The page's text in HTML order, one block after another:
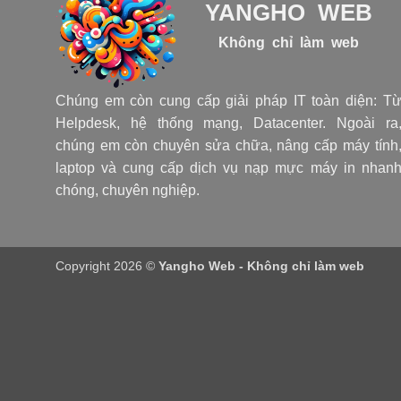
YANGHO WEB
Không chỉ làm web
Chúng em còn cung cấp giải pháp IT toàn diện: Từ
Helpdesk, hệ thống mạng, Datacenter. Ngoài ra,
chúng em còn chuyên sửa chữa, nâng cấp máy tính,
laptop và cung cấp dịch vụ nạp mực máy in nhanh
chóng, chuyên nghiệp.
Copyright 2026 © Yangho Web - Không chỉ làm web